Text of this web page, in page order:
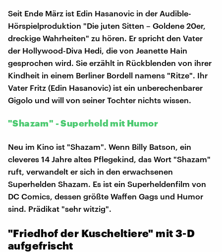
Seit Ende März ist Edin Hasanovic in der Audible-
Hörspielproduktion "Die juten Sitten – Goldene 20er,
dreckige Wahrheiten" zu hören. Er spricht den Vater
der Hollywood-Diva Hedi, die von Jeanette Hain
gesprochen wird. Sie erzählt in Rückblenden von ihrer
Kindheit in einem Berliner Bordell namens "Ritze". Ihr
Vater Fritz (Edin Hasanovic) ist ein unberechenbarer
Gigolo und will von seiner Tochter nichts wissen.
"Shazam" - Superheld mit Humor
Neu im Kino ist "Shazam". Wenn Billy Batson, ein
cleveres 14 Jahre altes Pflegekind, das Wort "Shazam"
ruft, verwandelt er sich in den erwachsenen
Superhelden Shazam. Es ist ein Superheldenfilm von
DC Comics, dessen größte Waffen Gags und Humor
sind. Prädikat "sehr witzig".
​"Friedhof der Kuscheltiere" mit 3-D
aufgefrischt​